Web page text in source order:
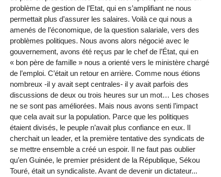
problème de gestion de l’Etat, qui en s’amplifiant ne nous
permettait plus d’assurer les salaires. Voilà ce qui nous a
amenés de l’économique, de la question salariale, vers des
problèmes politiques. Nous avons alors négocié avec le
gouvernement, avons été reçus par le chef de l’État, qui en
« bon père de famille » nous a orienté vers le ministère chargé
de l’emploi. C’était un retour en arrière. Comme nous étions
nombreux -il y avait sept centrales- il y avait parfois des
discussions de deux ou trois heures sur un mot… Les choses
ne se sont pas améliorées. Mais nous avons senti l’impact
que cela avait sur la population. Parce que les politiques
étaient divisés, le peuple n’avait plus confiance en eux. Il
cherchait un leader, et la première tentative des syndicats de
se mettre ensemble a créé un espoir. Il ne faut pas oublier
qu’en Guinée, le premier président de la République, Sékou
Touré, était un syndicaliste. Avant de devenir un dictateur...